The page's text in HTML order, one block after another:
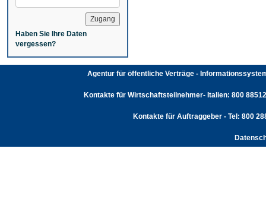
Haben Sie Ihre Daten
vergessen?
Agentur für öffentliche Verträge -
Kontakte für Wirtschaftsteilnehmer- Italien: 800
Kontakte für Auftraggeber - Tel: 800